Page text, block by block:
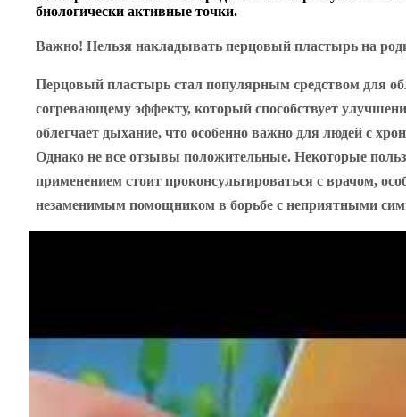
биологически активные точки.
Важно! Нельзя накладывать перцовый пластырь на
Перцовый пластырь стал популярным средством для
согревающему эффекту, который способствует
облегчает дыхание, что особенно важно для людей с
Однако не все отзывы положительные. Некоторые
применением стоит проконсультироваться с врачом,
незаменимым помощником в борьбе с неприятными